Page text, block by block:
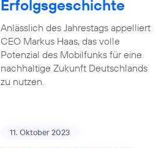
Erfolgsgeschichte
Anlässlich des Jahrestags appelliert
CEO Markus Haas, das volle
Potenzial des Mobilfunks für eine
nachhaltige Zukunft Deutschlands
zu nutzen.
11. Oktober 2023